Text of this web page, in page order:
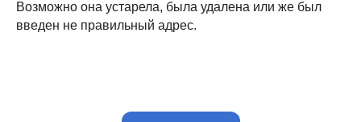
Возможно она устарела, была удалена или же был
введен не правильный адрес.